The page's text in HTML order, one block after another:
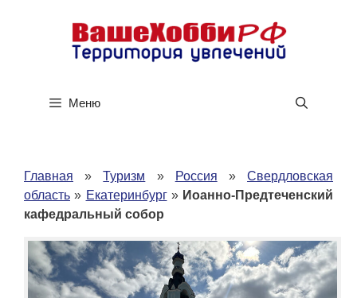
содержимому
Меню
Главная »Туризм » Россия »Свердловская
область » Екатеринбург» Иоанно-Предтеченский
кафедральный собор